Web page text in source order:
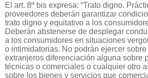
El art. 8º bis expresa: “Trato digno.
proveedores deberán garantizar
trato digno y equitativo a los
Deberán abstenerse de desplegar
a los consumidores en situaciones
o intimidatorias. No podrán ejercer
extranjeros diferenciación alguna sobre
técnicas o comerciales o cualquier otro
sobre los bienes y servicios que